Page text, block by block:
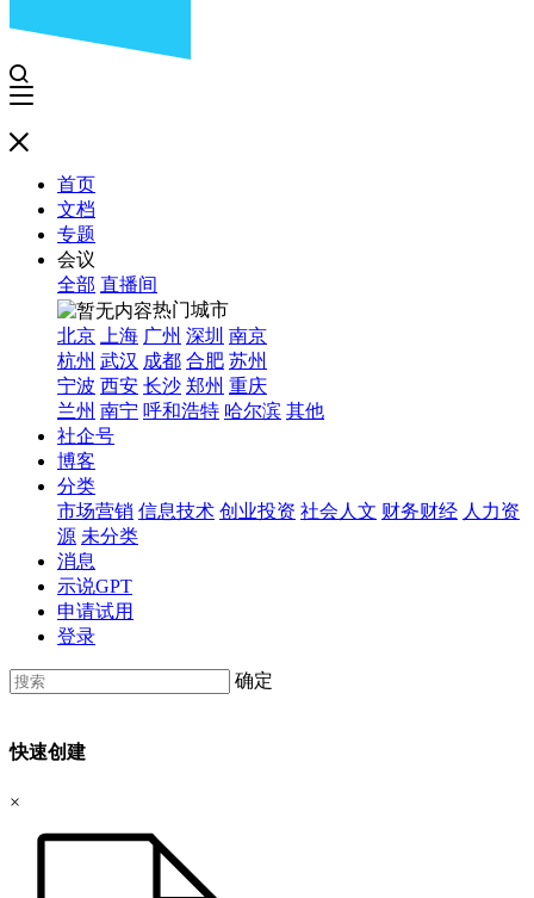
首页
文档
专题
会议
全部 直播间
热门城市
北京
上海 广州 深圳 南京
杭州 武汉 成都 合肥 苏州
宁波 西安 长沙 郑州 重庆
兰州 南宁 呼和浩特 哈尔滨 其他
社企号
博客
分类
市场营销 信息技术 创业投资 社会人文 财务财经 人力资
源 未分类
消息
示说GPT
申请试用
登录
确定
快速创建
×